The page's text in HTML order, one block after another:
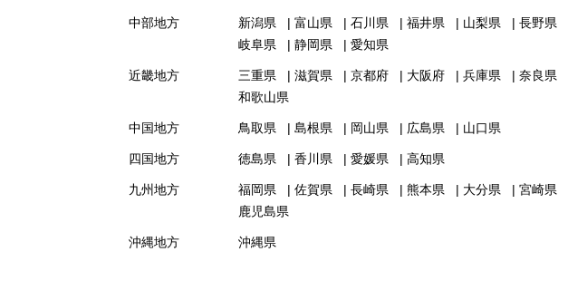
中部地方 新潟県 富山県 石川県 福井県 山梨県
長野県
岐阜県
静岡県 愛知県
近畿地方 三重県 滋賀県 京都府 大阪府 兵庫県
奈良県
和歌山県
中国地方 鳥取県 島根県 岡山県 広島県 山口県
四国地方 徳島県 香川県 愛媛県 高知県
九州地方 福岡県 佐賀県 長崎県 熊本県 大分県
宮崎県
鹿児島県
沖縄地方 沖縄県